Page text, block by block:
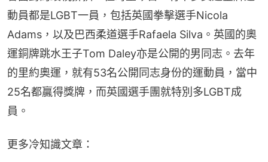
動員都是LGBT一員，包括英國拳擊選手Nicola
Adams，以及巴西柔道選手Rafaela Silva。英國的奧
運銅牌跳水王子Tom Daley亦是公開的男同志。去年
的里約奧運，就有53名公開同志身份的運動員，當中
25名都贏得獎牌，而英國選手團就特別多LGBT成
員。
更多冷知識文章：